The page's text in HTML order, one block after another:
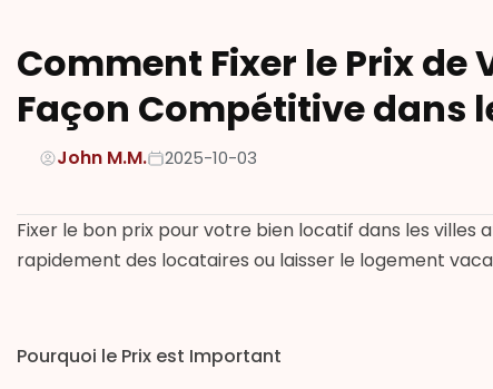
Comment Fixer le Prix
Façon Compétitive dans
John M.M. 2025-10-03
Fixer le bon prix pour votre bien locatif dans les
rapidement des locataires ou laisser le logement
Pourquoi le Prix est Important